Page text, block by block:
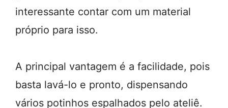
interessante contar com um material
próprio para isso.
A principal vantagem é a facilidade, pois
basta lavá-lo e pronto, dispensando
vários potinhos espalhados pelo ateliê.